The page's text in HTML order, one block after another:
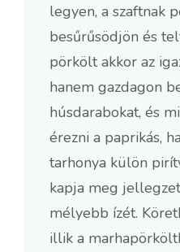
legyen, a szaftnak
besűrűsödjön és
pörkölt akkor az
hanem gazdagon
húsdarabokat, és
érezni a paprikás,
tarhonya külön
kapja meg
mélyebb ízét.
illik a